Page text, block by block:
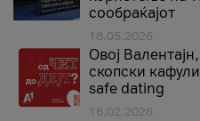
сообраќајот
18.05.2026
Овој
скопски
safe dating
16.02.2026